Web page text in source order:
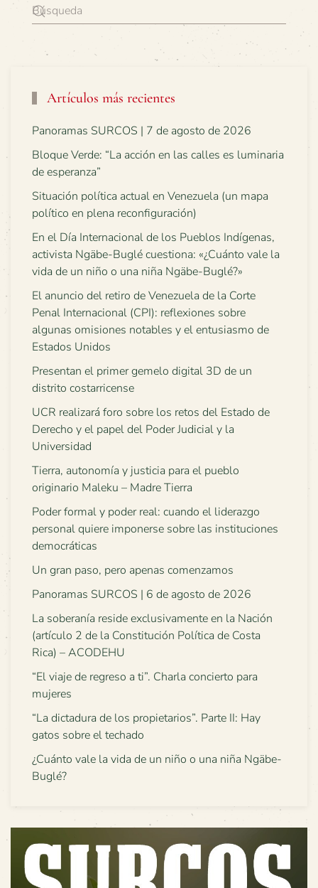
Artículos más recientes
Panoramas SURCOS | 7 de agosto de 2026
Bloque Verde: “La acción en las calles es luminaria
de esperanza”
Situación política actual en Venezuela (un mapa
político en plena reconfiguración)
En el Día Internacional de los Pueblos Indígenas,
activista Ngäbe-Buglé cuestiona: «¿Cuánto vale la
vida de un niño o una niña Ngäbe-Buglé?»
El anuncio del retiro de Venezuela de la Corte
Penal Internacional (CPI): reflexiones sobre
algunas omisiones notables y el entusiasmo de
Estados Unidos
Presentan el primer gemelo digital 3D de un
distrito costarricense
UCR realizará foro sobre los retos del Estado de
Derecho y el papel del Poder Judicial y la
Universidad
Tierra, autonomía y justicia para el pueblo
originario Maleku – Madre Tierra
Poder formal y poder real: cuando el liderazgo
personal quiere imponerse sobre las instituciones
democráticas
Un gran paso, pero apenas comenzamos
Panoramas SURCOS | 6 de agosto de 2026
La soberanía reside exclusivamente en la Nación
(artículo 2 de la Constitución Política de Costa
Rica) – ACODEHU
“El viaje de regreso a ti”. Charla concierto para
mujeres
“La dictadura de los propietarios”. Parte II: Hay
gatos sobre el techado
¿Cuánto vale la vida de un niño o una niña Ngäbe-
Buglé?